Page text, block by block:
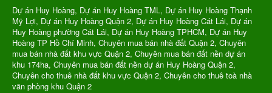
Dự án Huy Hoàng, Dự án Huy Hoàng TML, Dự án Huy Hoàng Thạnh
Mỹ Lợi, Dự án Huy Hoàng Quận 2, Dự án Huy Hoàng Cát Lái, Dự án
Huy Hoàng phường Cát Lái, Dự án Huy Hoàng TPHCM, Dự án Huy
Hoàng TP Hồ Chí Minh, Chuyên mua bán nhà đất Quận 2, Chuyên
mua bán nhà đất khu vực Quận 2, Chuyên mua bán đất nền dự án
khu 174ha, Chuyên mua bán đất nền dự án Huy Hoàng Quận 2,
Chuyên cho thuê nhà đất khu vực Quận 2, Chuyên cho thuê toà nhà
văn phòng khu Quận 2